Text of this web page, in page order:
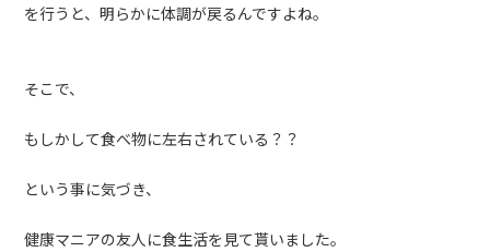
を行うと、明らかに体調が戻るんですよね。
そこで、
もしかして食べ物に左右されている？？
という事に気づき、
健康マニアの友人に食生活を見て貰いました。